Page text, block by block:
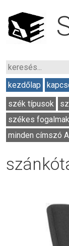
kezdőlap
szék típusok
székes fogalmak
minden címszó